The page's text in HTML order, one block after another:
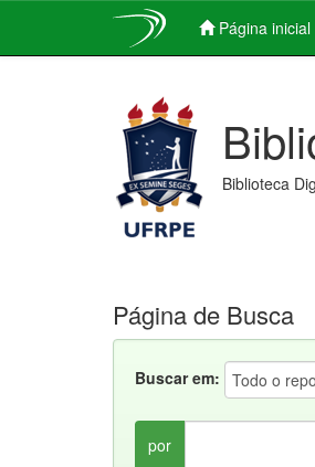
Página inicial
Biblioteca
Página de Busca
Buscar em:
por